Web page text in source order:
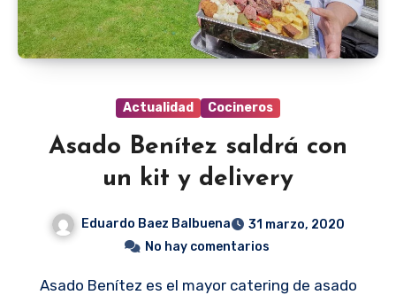
Actualidad Cocineros
Asado Benítez saldrá con
un kit y delivery
Eduardo Baez Balbuena
31 marzo, 2020
No hay comentarios
Asado Benítez es el mayor catering de asado